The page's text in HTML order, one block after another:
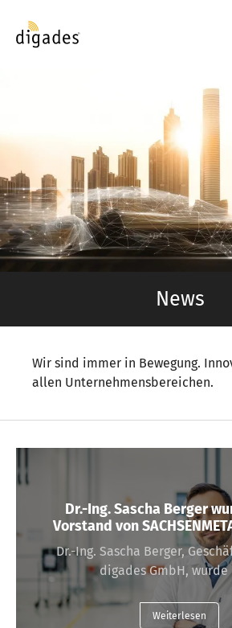
zum
Inhalt
News
Wir sind immer in Bewegung.
allen Unternehmensbereichen.
Dr.-Ing. Sascha Berger
Vorstand von
Dr.-Ing. Sascha Berger,
digades GmbH,
Weiterlesen